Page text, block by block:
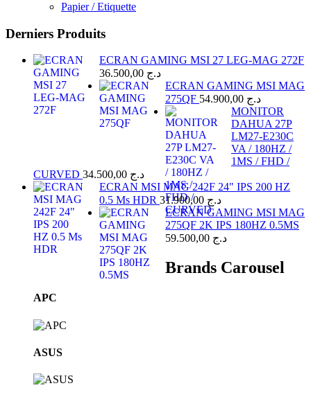
Papier / Etiquette
Derniers Produits
ECRAN GAMING MSI 27 LEG-MAG 272F
د.ج
ECRAN GAMING MSI MAG
275QF
د.ج
MONITOR
DAHUA 27P
LM27-E230C
VA / 180HZ /
1MS / FHD /
CURVED
د.ج
ECRAN MSI MAG 242F 24" IPS 200 HZ
0.5 Ms HDR
د.ج
ECRAN GAMING MSI MAG
275QF 2K IPS 180HZ 0.5MS
د.ج
Brands Carousel
APC
ASUS